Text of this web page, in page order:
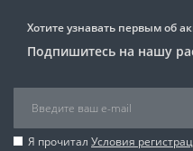
Хотите узнавать первым об
Подпишитесь на нашу
Я прочитал Условия